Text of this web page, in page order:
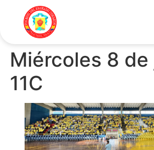
Miércoles 8 de
11C